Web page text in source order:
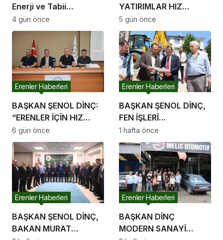
Enerji ve Tabii
Kaynaklar Bakanı
Alparslan Bayraktar’ı
Ziyaret Etti
4 gün önce
YATIRIMLAR HIZ
KESMİYOR
5 gün önce
BAŞKAN ŞENOL DİNÇ:
“ERENLER İÇİN HIZ
KESMEDEN DEVAM”
Erenler Haberleri
6 gün önce
BAŞKAN ŞENOL DİNÇ,
FEN İŞLERİ
ÇALIŞMALARINI
YERİNDE İNCELEDİ
Erenler Haberleri
1 hafta önce
BAŞKAN ŞENOL DİNÇ,
BAKAN MURAT
Erenler Haberleri
BAŞKAN DİNÇ
MODERN SANAYİ
Erenler Haberleri